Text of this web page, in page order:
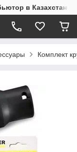
в Казахстане
Комплект